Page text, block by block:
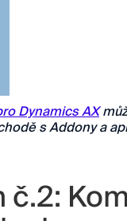
Dynamics AX
s Addony a